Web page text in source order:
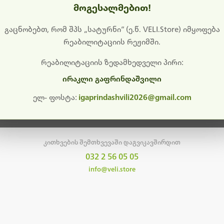
გიხდით შეფერხებისთვის. ამჟამად მიმდინარეობს
განახლება და ტექნიკური სამუშაოები.
მალე ისევ ხელმისაწვდომი იქნება. გმადლობთ მოთმინებისთვის!
მთავარ გვერდზე დაბრუნება
კითხვების შემთხვევაში დაგვიკავშირდით
032 2 56 05 05
info@veli.store
მოგესალმებით!
გაცნობებთ, რომ შპს „სატურნი“ (ე.წ. VELI.Store) იმყოფება
რეაბილიტაციის რეჟიმში.
რეაბილიტაციის ზედამხედველი პირი:
ირაკლი გაფრინდაშვილი
ელ- ფოსტა: igaprindashvili2026@gmail.com